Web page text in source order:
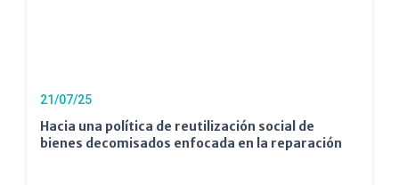
21/07/25
Hacia una política de reutilización social de
bienes decomisados enfocada en la reparación